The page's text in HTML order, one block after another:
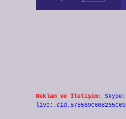
Reklam ve İletişim:
Skype:
live:.cid.575569c608265c69